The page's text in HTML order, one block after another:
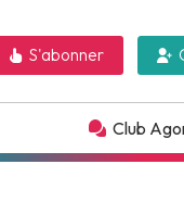
S'abonner
Club